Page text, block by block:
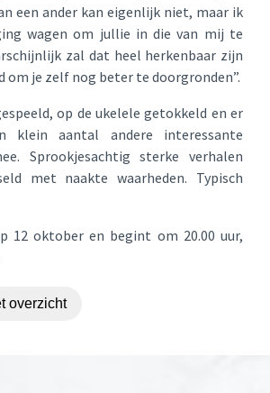
een ander kan eigenlijk niet, maar ik
wagen om jullie in die van mij te
zal dat heel herkenbaar zijn
om je zelf nog beter te doorgronden”.
op de ukelele getokkeld en er
klein aantal andere interessante
Sprookjesachtig sterke verhalen
met naakte waarheden. Typisch
12 oktober en begint om 20.00 uur,
overzicht